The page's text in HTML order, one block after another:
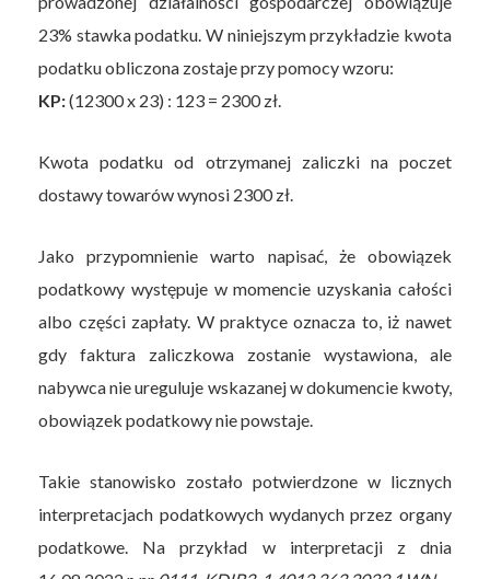
23% stawka podatku. W niniejszym przykładzie kwota
podatku obliczona zostaje przy pomocy wzoru:
KP:(12300 x 23) : 123 = 2300 zł.
Kwota podatku od otrzymanej zaliczki na poczet
dostawy towarów wynosi 2300 zł.
Jako przypomnienie warto napisać, że obowiązek
podatkowy występuje w momencie uzyskania całości
albo części zapłaty. W praktyce oznacza to, iż nawet
gdy faktura zaliczkowa zostanie wystawiona, ale
nabywca nie ureguluje wskazanej w dokumencie kwoty,
obowiązek podatkowy nie powstaje.
Takie stanowisko zostało potwierdzone w licznych
interpretacjach podatkowych wydanych przez organy
podatkowe. Na przykład w interpretacji z dnia